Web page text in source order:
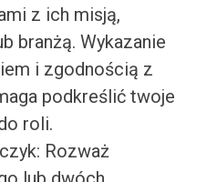
z ich misją,
branżą. Wykazanie
i zgodnością z
podkreślić twoje
roli.
Rozważ